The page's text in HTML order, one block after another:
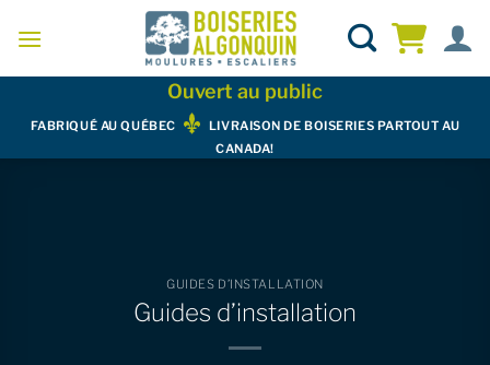
Ouvert au public
FABRIQUÉ AU QUÉBEC
LIVRAISON DE BOISERIES PARTOUT AU
CANADA!
GUIDES D’INSTALLATION
Guides d’installation